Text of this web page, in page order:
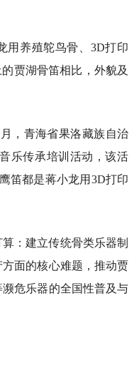
用养殖鸵鸟骨、3D打印
贾湖骨笛相比，外貌及
，青海省果洛藏族自治
乐传承培训活动，该活
笛都是蒋小龙用3D打印
：建立传统骨类乐器制
面的核心难题，推动贾
危乐器的全国性普及与